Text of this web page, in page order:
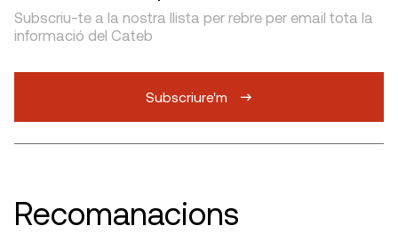
Subscriu-te a la nostra llista per rebre per email tota la
informació del Cateb
Subscriure'm
Recomanacions